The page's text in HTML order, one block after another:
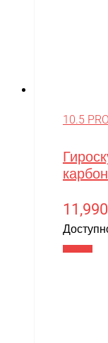
10.5 PRO
карбон
11,990